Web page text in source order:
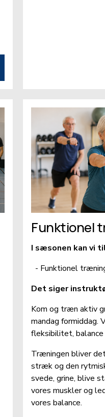
Funktionel
I sæsonen kan vi
- Funktionel
Det siger
Kom og træn aktiv
mandag formiddag.
fleksibilitet,
Træningen bliver
stræk og den
svede, grine, blive
vores muskler og
vores balance.